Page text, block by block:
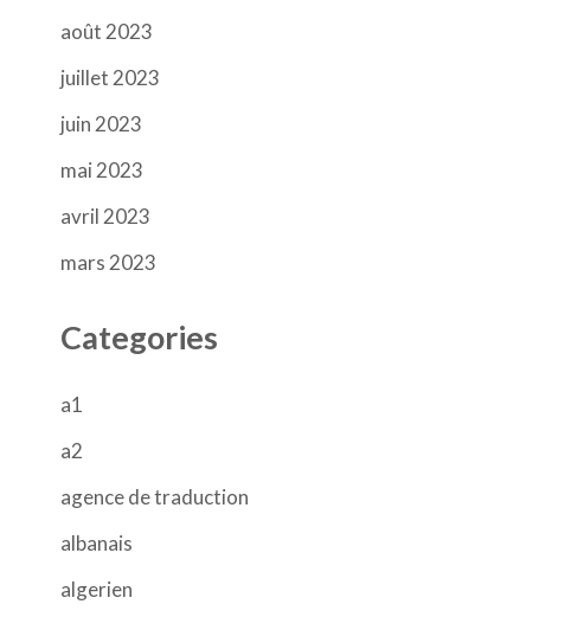
août 2023
juillet 2023
juin 2023
mai 2023
avril 2023
mars 2023
Categories
a1
a2
agence de traduction
albanais
algerien